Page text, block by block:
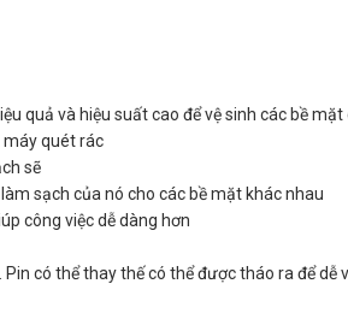
quả và hiệu suất cao để vệ sinh các bề
máy quét rác
sẽ
sạch của nó cho các bề mặt khác nhau
công việc dễ dàng hơn
có thể thay thế có thể được tháo ra để dễ